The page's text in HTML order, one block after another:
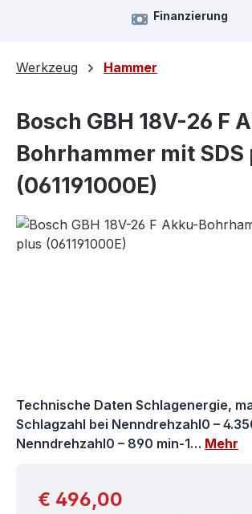
Finanzierung
Werkzeug Hammer
Bosch GBH 18V-26 F
Bohrhammer mit SDS
(061191000E)
Bildergalerie überspringen
Technische Daten Schlagenergie,
Schlagzahl bei Nenndrehzahl0 –
Nenndrehzahl0 – 890 min-1… Mehr
Regulärer Preis:
€ 496,00